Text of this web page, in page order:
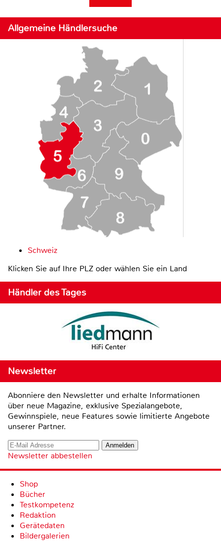
Allgemeine Händlersuche
Schweiz
Klicken Sie auf Ihre PLZ oder wählen Sie ein Land
Händler des Tages
Newsletter
Abonniere den Newsletter und erhalte Informationen
über neue Magazine, exklusive Spezialangebote,
Gewinnspiele, neue Features sowie limitierte Angebote
unserer Partner.
Newsletter abbestellen
Shop
Bücher
Testkompetenz
Redaktion
Gerätedaten
Bildergalerien